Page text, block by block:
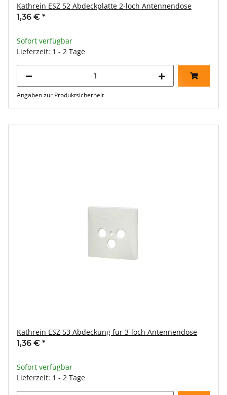
Kathrein ESZ 52 Abdeckplatte 2-loch Antennendose
1,36 € *
Sofort verfügbar
Lieferzeit: 1 - 2 Tage
Angaben zur Produktsicherheit
Kathrein ESZ 53 Abdeckung für 3-loch Antennendose
1,36 € *
Sofort verfügbar
Lieferzeit: 1 - 2 Tage